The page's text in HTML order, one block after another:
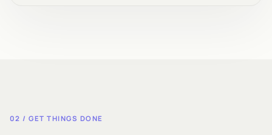
02 / GET THINGS DONE